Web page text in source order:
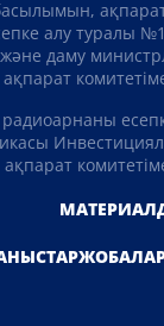
алу туралы
даму
ақпарат